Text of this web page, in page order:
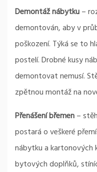
Demontáž nábytku–
demontován, aby v
poškození. Týká se to
postelí. Drobné kusy
demontovat nemusí.
zpětnou montáž na
Přenášení břemen–
postará o veškeré
nábytku a kartonových
bytových doplňků,